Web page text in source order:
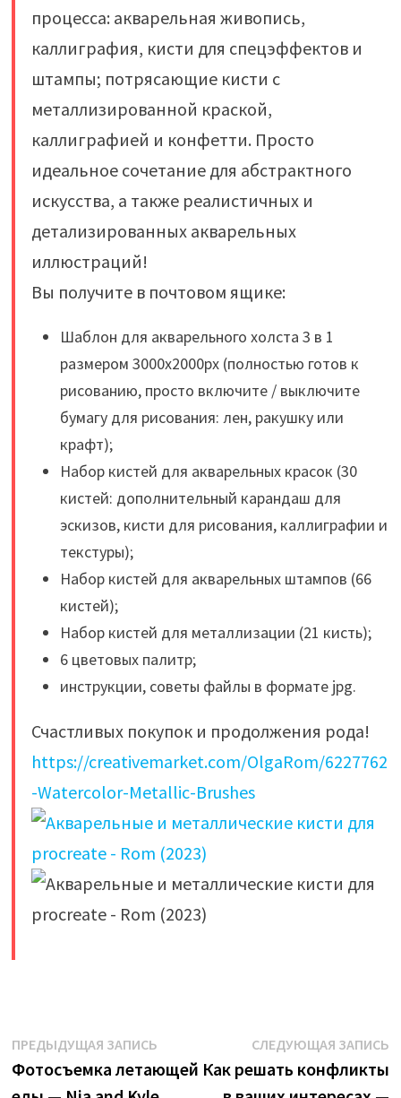
процесса: акварельная живопись,
каллиграфия, кисти для спецэффектов и
штампы; потрясающие кисти с
металлизированной краской,
каллиграфией и конфетти. Просто
идеальное сочетание для абстрактного
искусства, а также реалистичных и
детализированных акварельных
иллюстраций!
Вы получите в почтовом ящике:
Шаблон для акварельного холста 3 в 1
размером 3000x2000px (полностью готов к
рисованию, просто включите / выключите
бумагу для рисования: лен, ракушку или
крафт);
Набор кистей для акварельных красок (30
кистей: дополнительный карандаш для
эскизов, кисти для рисования, каллиграфии и
текстуры);
Набор кистей для акварельных штампов (66
кистей);
Набор кистей для металлизации (21 кисть);
6 цветовых палитр;
инструкции, советы файлы в формате jpg.
Счастливых покупок и продолжения рода!
https://creativemarket.com/OlgaRom/6227762
-Watercolor-Metallic-Brushes
Навигация
по
ПРЕДЫДУЩАЯ ЗАПИСЬПредыдущая
запись:
Фотосъемка летающей
СЛЕДУЮЩАЯ ЗАПИСЬ
Как решать конфликты